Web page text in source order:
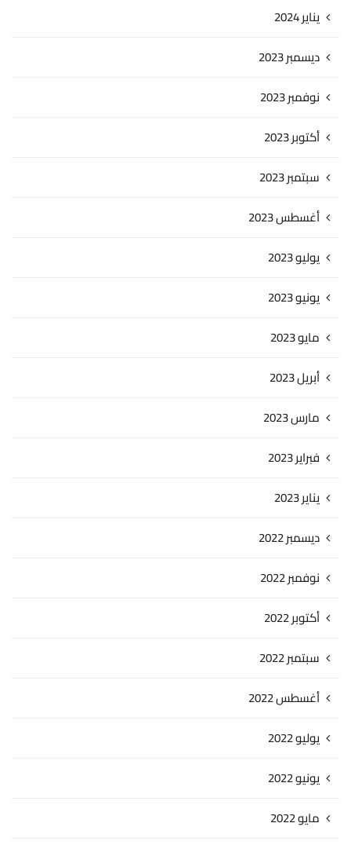
يناير 2024
ديسمبر 2023
نوفمبر 2023
أكتوبر 2023
سبتمبر 2023
أغسطس 2023
يوليو 2023
يونيو 2023
مايو 2023
أبريل 2023
مارس 2023
فبراير 2023
يناير 2023
ديسمبر 2022
نوفمبر 2022
أكتوبر 2022
سبتمبر 2022
أغسطس 2022
يوليو 2022
يونيو 2022
مايو 2022